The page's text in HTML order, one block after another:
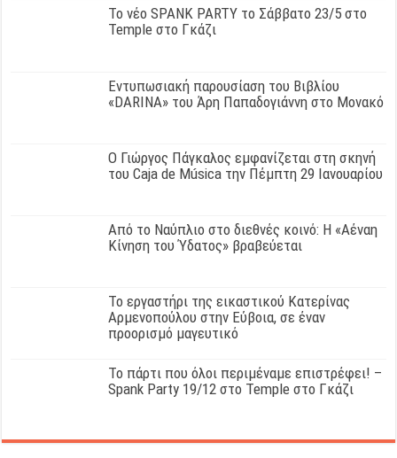
Το νέο SPANK PARTY το Σάββατο 23/5 στο
Temple στο Γκάζι
Εντυπωσιακή παρουσίαση του Βιβλίου
«DARINA» του Άρη Παπαδογιάννη στο Μονακό
Ο Γιώργος Πάγκαλος εμφανίζεται στη σκηνή
του Caja de Música την Πέμπτη 29 Ιανουαρίου
Από το Ναύπλιο στο διεθνές κοινό: Η «Αέναη
Κίνηση του Ύδατος» βραβεύεται
Το εργαστήρι της εικαστικού Κατερίνας
Αρμενοπούλου στην Εύβοια, σε έναν
προορισμό μαγευτικό
Το πάρτι που όλοι περιμέναμε επιστρέφει! –
Spank Party 19/12 στο Temple στο Γκάζι